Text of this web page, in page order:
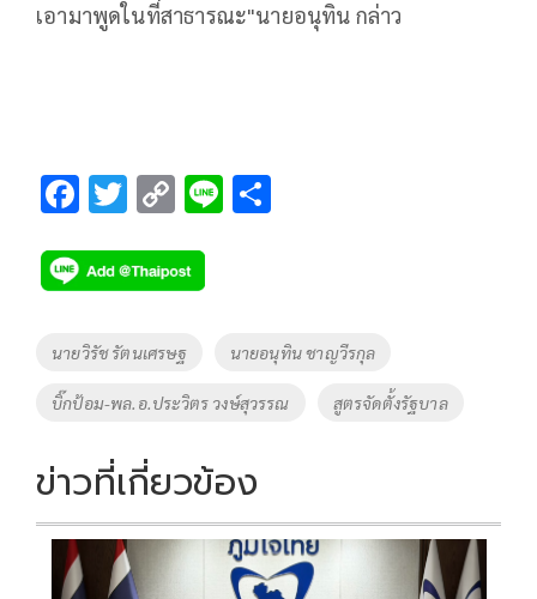
เอามาพูดในที่สาธารณะ"นายอนุทิน กล่าว
F
e
b
o
o
k
T
tt
er
C
p
y
Li
n
k
Li
Tags
นายวิรัช รัตนเศรษฐ นายอนุทิน ชาญวีรกุล
บิ๊กป้อม-พล.อ.ประวิตร วงษ์สุวรรณ สูตรจัดตั้งรัฐบาล
ข่าวที่เกี่ยวข้อง